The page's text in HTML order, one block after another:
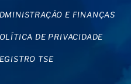
E FINANÇAS
DE PRIVACIDADE
TSE